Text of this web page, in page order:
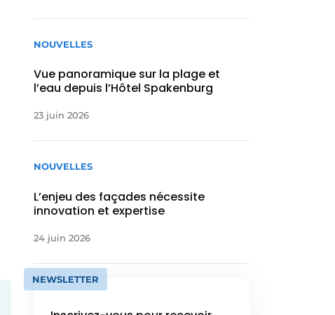
NOUVELLES
Vue panoramique sur la plage et
l’eau depuis l’Hôtel Spakenburg
23 juin 2026
NOUVELLES
L’enjeu des façades nécessite
innovation et expertise
24 juin 2026
NEWSLETTER